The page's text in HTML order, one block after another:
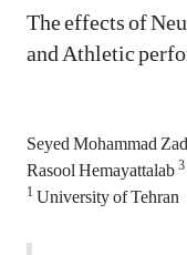
The effects of
and Athletic
Seyed Mohammad
Rasool Hemayattalab3
1University of Tehran